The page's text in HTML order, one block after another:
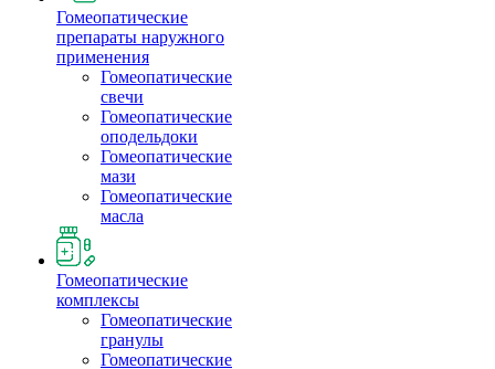
Гомеопатические
препараты наружного
применения
Гомеопатические
свечи
Гомеопатические
оподельдоки
Гомеопатические
мази
Гомеопатические
масла
Гомеопатические
комплексы
Гомеопатические
гранулы
Гомеопатические